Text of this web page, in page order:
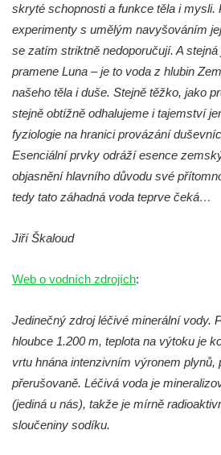
skryté schopnosti a funkce těla i mysli.
experimenty s umělým navyšováním
se zatím striktně nedoporučují. A
pramene Luna – je to voda z hlubin
našeho těla i duše. Stejně těžko, jako
stejně obtížně odhalujeme i tajemství
fyziologie na hranici provázání
Esenciální prvky odráží esence
objasnění hlavního důvodu své
tedy tato záhadná voda teprve čeká…
Jiří Škaloud
Web o vodních zdrojích:
Jedinečný zdroj léčivé minerální vody.
hloubce 1.200 m, teplota na výtoku je
vrtu hnána intenzivním výronem plynů,
přerušovaně. Léčivá voda je
(jediná u nás), takže je mírně
sloučeniny sodíku.